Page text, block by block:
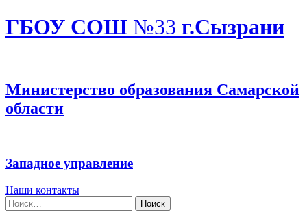
ГБОУ СОШ №33 г.Сызрани
Министерство образования Самарской
области
Западное управление
Наши контакты
Найти: